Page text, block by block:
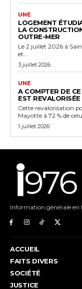
UNE
LOGEMENT
LA
OUTRE-MER
Le 2 juillet 2026 à
et...
3 juillet 2026
UNE
A COMPTER DE
EST REVALORISÉE
Cette revalorisation
Mayotte à 72 % de
1 juillet 2026
Information générale en
ACCUEIL
FAITS DIVERS
SOCIÉTÉ
JUSTICE